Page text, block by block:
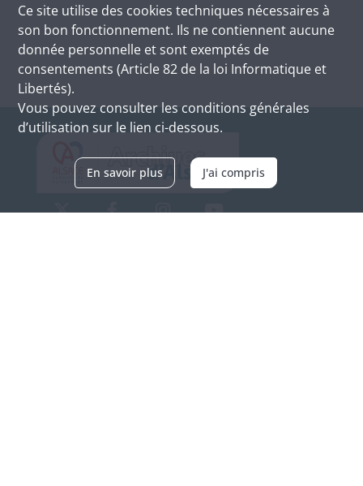
Ce site utilise des cookies techniques nécessaires à
son bon fonctionnement. Ils ne contiennent aucune
donnée personnelle et sont exemptés de
consentements (Article 82 de la loi Informatique et
Libertés).
Vous pouvez consulter les conditions générales
d’utilisation sur le lien ci-dessous.
En savoir plus J'ai compris